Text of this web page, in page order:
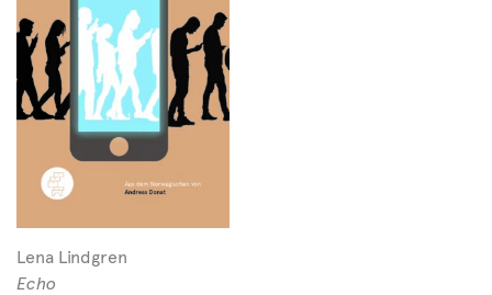
Lena Lindgren
Echo